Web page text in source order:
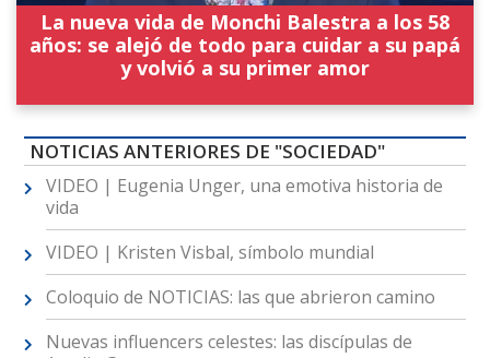
La nueva vida de Monchi Balestra a los 58
años: se alejó de todo para cuidar a su papá
y volvió a su primer amor
NOTICIAS ANTERIORES DE "SOCIEDAD"
VIDEO | Eugenia Unger, una emotiva historia de
vida
VIDEO | Kristen Visbal, símbolo mundial
Coloquio de NOTICIAS: las que abrieron camino
Nuevas influencers celestes: las discípulas de